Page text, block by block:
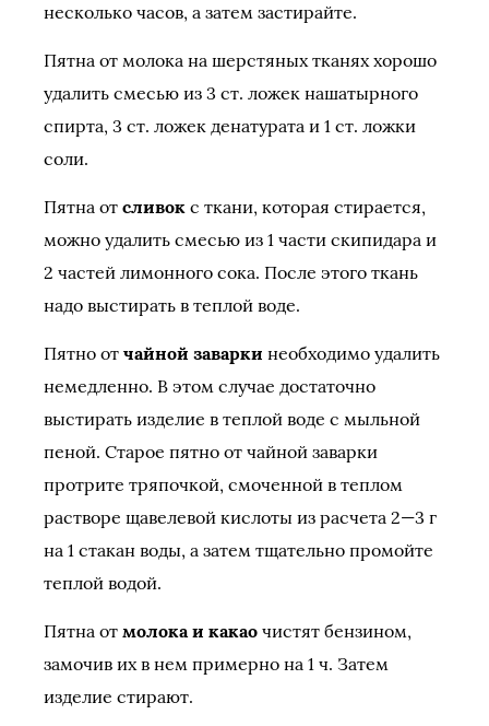
несколько часов, а затем застирайте.
Пятна от молока на шерстяных тканях хорошо
удалить смесью из 3 ст. ложек нашатырного
спирта, 3 ст. ложек денатурата и 1 ст. ложки
соли.
Пятна от сливок с ткани, которая стирается,
можно удалить смесью из 1 части скипидара и
2 частей лимонного сока. После этого ткань
надо выстирать в теплой воде.
Пятно от чайной заварки необходимо удалить
немедленно. В этом случае достаточно
выстирать изделие в теплой воде с мыльной
пеной. Старое пятно от чайной заварки
протрите тряпочкой, смоченной в теплом
растворе щавелевой кислоты из расчета 2—3 г
на 1 стакан воды, а затем тщательно промойте
теплой водой.
Пятна от молока и какао чистят бензином,
замочив их в нем примерно на 1 ч. Затем
изделие стирают.